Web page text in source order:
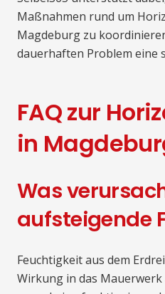
Maßnahmen rund um
Magdeburg zu
dauerhaften Problem eine
FAQ zur
in
Was
aufsteigende
Feuchtigkeit aus dem
Wirkung in das